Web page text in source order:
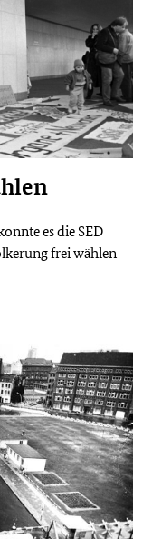
es die SED
frei wählen